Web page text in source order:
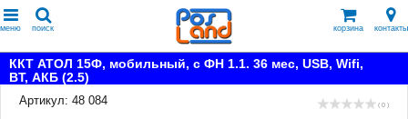
меню поиск корзина контакты
ККТ АТОЛ 15Ф, мобильный, с ФН 1.1. 36 мес, USB, Wifi,
BT, АКБ (2.5)
Артикул: 48 084
( 0 )